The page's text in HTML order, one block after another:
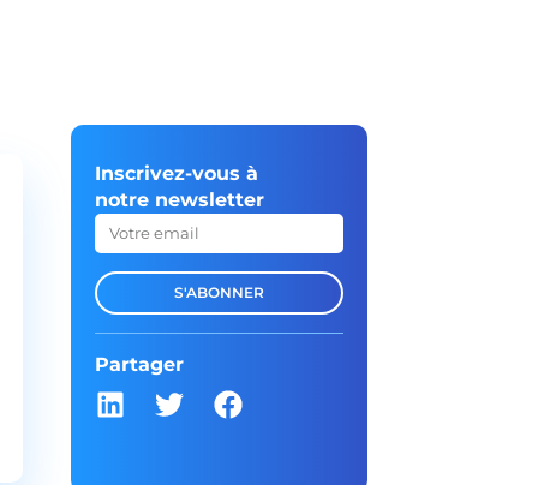
Inscrivez-vous à
notre newsletter
S'ABONNER
Partager